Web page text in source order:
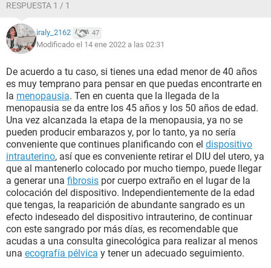
RESPUESTA 1 / 1
iraly_2162 47
Modificado el 14 ene 2022 a las 02:31
De acuerdo a tu caso, si tienes una edad menor de 40 años
es muy temprano para pensar en que puedas encontrarte en
la menopausia. Ten en cuenta que la llegada de la
menopausia se da entre los 45 años y los 50 años de edad.
Una vez alcanzada la etapa de la menopausia, ya no se
pueden producir embarazos y, por lo tanto, ya no sería
conveniente que continues planificando con el dispositivo
intrauterino, así que es conveniente retirar el DIU del utero, ya
que al mantenerlo colocado por mucho tiempo, puede llegar
a generar una fibrosis por cuerpo extraño en el lugar de la
colocación del dispositivo. Independientemente de la edad
que tengas, la reaparición de abundante sangrado es un
efecto indeseado del dispositivo intrauterino, de continuar
con este sangrado por más días, es recomendable que
acudas a una consulta ginecológica para realizar al menos
una ecografía pélvica y tener un adecuado seguimiento.